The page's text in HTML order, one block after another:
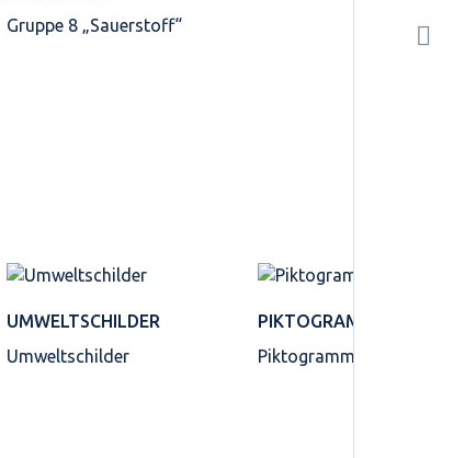
Gruppe 8 „Sauerstoff“
UMWELTSCHILDER
Umweltschilder
PIKTOGRAMME
Piktogramme